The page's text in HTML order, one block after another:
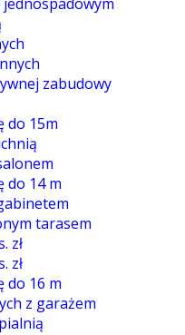
zabudowy
do 15m
do 14 m
tarasem
zł
zł
do 16 m
z garażem